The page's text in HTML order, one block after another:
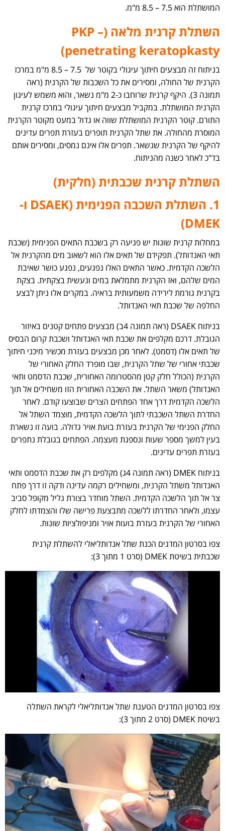
המושתלת הוא 7.5 – 8.5 מ"מ.
השתלת קרנית מלאה (PKP –
penetrating keratopkasty)
בניתוח זה מבצעים חיתוך עיגולי בקוטר של 7.5 – 8.5 מ"מ במרכז
הקרנית של החולה, ומסירים את כל השכבות של הקרנית (ראה
תמונה 3). היקף קרנית שרוחבו כ-2 מ"מ נשאר, והוא משמש לעיגון
הקרנית המושתלת. במקביל מבצעים חיתוך עיגולי במרכז קרנית
התורם. קוטר הקרנית המושתלת שווה או גדול במעט מקוטר הקרנית
המוסרת מהחולה. את שתל הקרנית תופרים בעזרת תפרים עדינים
להיקף של הקרנית שנשאר. תפרים אלו אינם נמסים, ומסירים אותם
בד"כ לאחר כשנה מהניתוח.
השתלת קרנית שכבתית (חלקית)
1. השתלת השכבה הפנימית (DSAEK ו-
DMEK)
במחלות קרנית שונות יש פגיעה רק בשכבת התאים הפנימית (שכבת
תאי האנדותל). תפקידם של תאים אלו הוא לשאוב מים מהקרנית אל
הלשכה הקדמית. כאשר התאים האלו נפגעים, נפגע כושר שאיבת
המים שלהם, ואז הקרנית מתמלאת במים ונעשית בצקתית. בצקת
בקרנית גורמת לירידה משמעותית בראיה. במקרים אלו ניתן לבצע
החלפה של שכבת תאי האנדותל.
בניתוח DSAEK (ראה תמונה 4ב) מבצעים פתחים קטנים באיזור
הגובלת. דרכם מקלפים את שכבת תאי האנדותל ושכבת קרום הבסיס
של תאים אלו (דסמט). לאחר מכן מבצעים בעזרת מכשיר מיכני חיתוך
שכבתי אחורי של שתל הקרנית, שבו מופרד החלק האחורי של
הקרנית (הכולל חלק קטן מהסטרומה האחורית, שכבת הדסמט ותאי
האנדותל) משאר השתל. את השכבה האחורית הזו משחילים אל תוך
הלשכה הקדמית דרך אחד הפתחים הצרים שבוצעו קודם. לאחר
החדרת השתל השכבתי לתוך הלשכה הקדמית, מוצמד השתל אל
החלק הפנימי של הקרנית בעזרת בועת אויר גדולה. בועה זו נשארת
בעין למשך מספר שעות ונספגת מעצמה. הפתחים בגובלת נתפרים
בעזרת תפרים עדינים.
בניתוח DMEK (ראה תמונה 4ג) מקלפים רק את שכבת הדסמט ותאי
האנדותל משתל הקרנית, ומשחילים רקמה עדינה ודקה זו דרך פתח
צר אל תוך הלשכה הקדמית. השתל מוחדר בצורת גליל מקופל סביב
עצמו, ולאחר החדרתו ללשכה מתבצעת פרישה שלו והצמדתו לחלק
האחורי של הקרנית בעזרת בועות אויר ומניפולציות שונות.
צפו בסרטון המדגים הכנת שתל אנדותליאלי להשתלת קרנית
שכבתית בשיטת DMEK (סרט 1 מתוך 3):
צפו בסרטון המדגים הטענת שתל אנדותליאלי לקראת השתלה
בשיטת DMEK (סרט 2 מתוך 3):